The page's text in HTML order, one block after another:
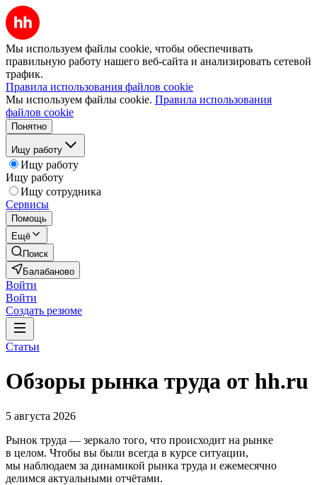
Мы используем файлы cookie, чтобы обеспечивать
правильную работу нашего веб-сайта и анализировать сетевой
трафик.
Правила использования файлов cookie
Мы используем файлы cookie. Правила использования
файлов cookie
Понятно
Ищу работу
Ищу работу
Ищу работу
Ищу сотрудника
Сервисы
Помощь
Ещё
Поиск
Балабаново
Войти
Войти
Создать резюме
Статьи
Обзоры рынка труда от hh.ru
5 августа 2026
Рынок труда — зеркало того, что происходит на рынке
в целом. Чтобы вы были всегда в курсе ситуации,
мы наблюдаем за динамикой рынка труда и ежемесячно
делимся актуальными отчётами.